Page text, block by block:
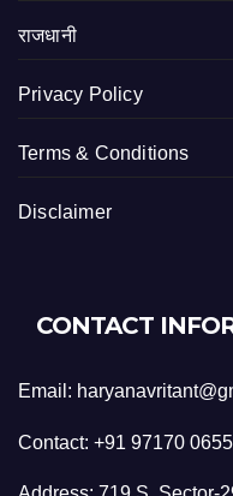
राजधानी
Privacy Policy
Terms & Conditions
Disclaimer
CONTACT
Email:
Contact: +91 97170